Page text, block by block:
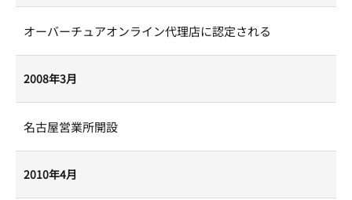
オーバーチュアオンライン代理店に認定される
2008年3月
名古屋営業所開設
2010年4月